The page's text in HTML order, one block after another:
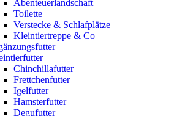
Abenteuerlandschaft
Toilette
Verstecke & Schlafplätze
Kleintiertreppe & Co
Chinchillafutter
Frettchenfutter
Igelfutter
Hamsterfutter
Degufutter